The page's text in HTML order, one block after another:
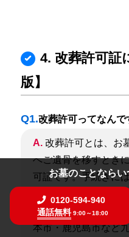
4. 改葬許可証
版】
Q1.改葬許可ってなんで
A.改葬許可とは、お
へご遺骨を移すとき
可証です。手続きに
の「埋葬証明書」と
書」が必要となるの
本市・鹿児島市など
お墓のことなら
0120-594-940
通話無料9:00～18:00